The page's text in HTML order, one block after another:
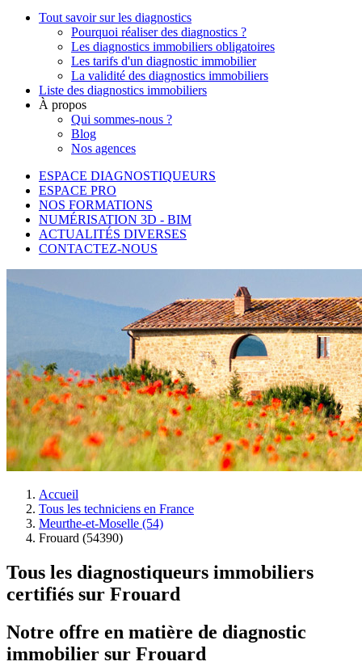
Tout savoir sur les diagnostics
Pourquoi réaliser des diagnostics ?
Les diagnostics immobiliers obligatoires
Les tarifs d'un diagnostic immobilier
La validité des diagnostics immobiliers
Liste des diagnostics immobiliers
À propos
Qui sommes-nous ?
Blog
Nos agences
ESPACE DIAGNOSTIQUEURS
ESPACE PRO
NOS FORMATIONS
NUMÉRISATION 3D - BIM
ACTUALITÉS DIVERSES
CONTACTEZ-NOUS
Accueil
Tous les techniciens en France
Meurthe-et-Moselle (54)
Frouard (54390)
Tous les diagnostiqueurs immobiliers
certifiés sur Frouard
Notre offre en matière de diagnostic
immobilier sur Frouard